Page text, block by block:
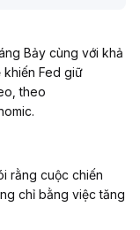
Bảy cùng với khả
khiến Fed giữ
theo
rằng cuộc chiến
chỉ bằng việc tăng